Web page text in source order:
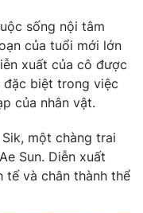
sống nội tâm
của tuổi mới lớn
xuất của cô được
đặc biệt trong việc
của nhân vật.
một chàng trai
Sun. Diễn xuất
tế và chân thành thể